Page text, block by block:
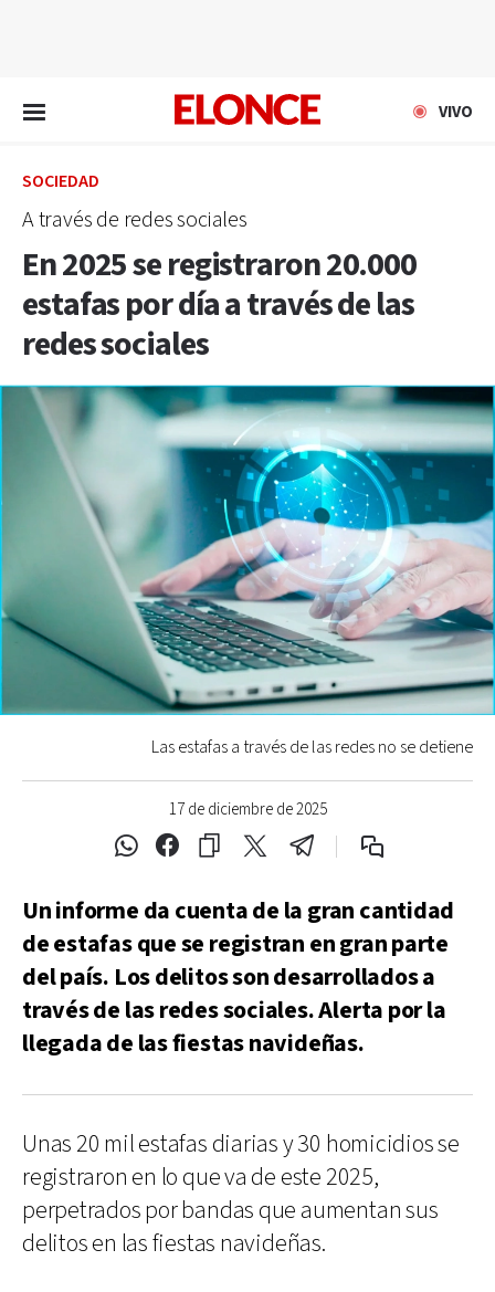
VIVO
SOCIEDAD
A través de redes sociales
En 2025 se registraron 20.000
estafas por día a través de las
redes sociales
17 de diciembre de 2025
Las estafas a través de las redes no se detiene
Un informe da cuenta de la gran cantidad
de estafas que se registran en gran parte
del país. Los delitos son desarrollados a
través de las redes sociales. Alerta por la
llegada de las fiestas navideñas.
Unas 20 mil estafas diarias y 30 homicidios se
registraron en lo que va de este 2025,
perpetrados por bandas que aumentan sus
delitos en las fiestas navideñas.